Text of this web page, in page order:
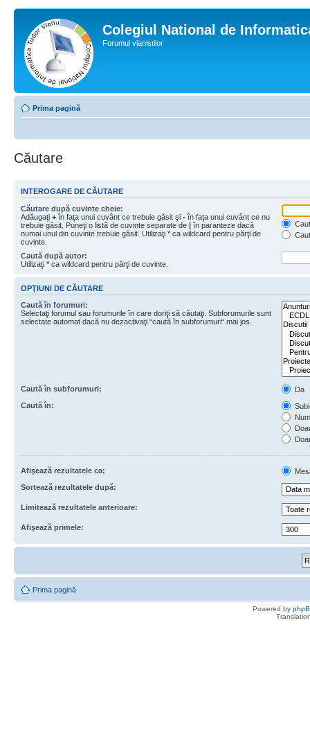
Colegiul National de
Forumul vianistilor
Prima pagină
Căutare
INTEROGARE DE CĂUTARE
Căutare după cuvinte cheie:
Adăugaţi + în faţa unui cuvânt ce trebuie găsit şi - în faţa unui cuvânt ce nu
trebuie găsit. Puneţi o listă de cuvinte separate de | în paranteze dacă
numai unul din cuvinte trebuie găsit. Utilizaţi * ca wildcard pentru părţi de
cuvinte.
Caută după autor:
Utilizaţi * ca wildcard pentru părţi de cuvinte.
OPŢIUNI DE CĂUTARE
Caută în forumuri:
Selectaţi forumul sau forumurile în care doriţi să căutaţi. Subforumurile sunt
selectate automat dacă nu dezactivaţi “caută în subforumuri“ mai jos.
Caută în subforumuri:
Da
Caută în:
Afişează rezultatele ca:
Sortează rezultatele după:
Limitează rezultatele anterioare:
Afişează primele:
Prima pagină
Powered by